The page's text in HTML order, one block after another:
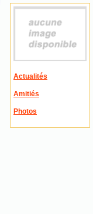
Actualités
Amitiés
Photos